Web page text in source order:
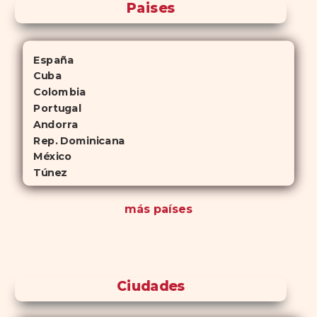
Paises
España
Cuba
Colombia
Portugal
Andorra
Rep. Dominicana
México
Túnez
más países
Ciudades